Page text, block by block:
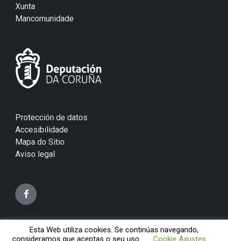
Xunta
Mancomunidade
Protección de datos
Accesibilidade
Mapa do Sitio
Aviso legal
© 2026 Concello de Mugardos
Esta Web utiliza cookies. Se continúas navegando,
consideramos que aceptas o seu uso.
Cookie Axustes